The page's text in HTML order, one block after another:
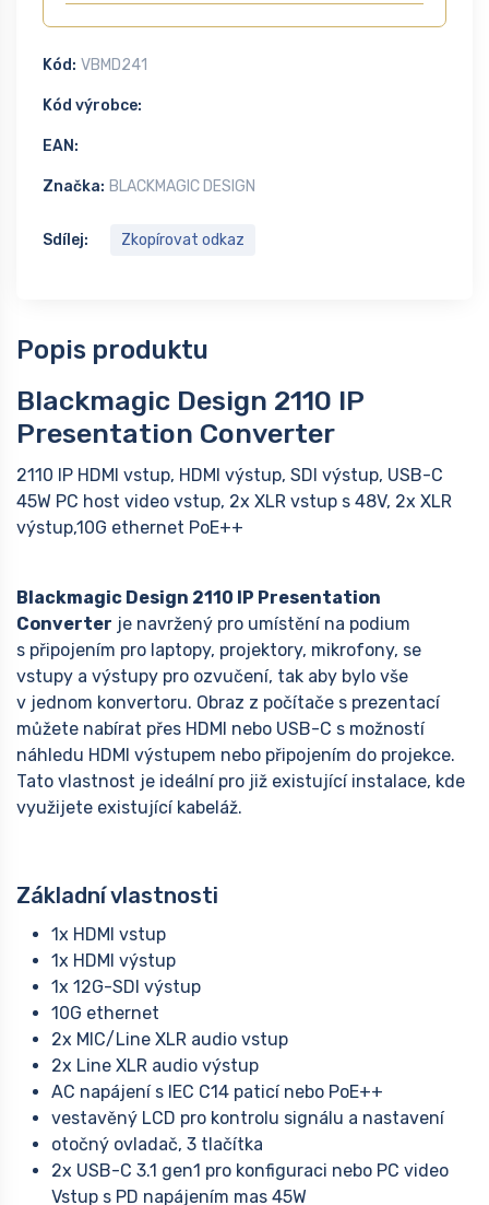
Kód: VBMD241
Kód výrobce:
EAN:
Značka: BLACKMAGIC DESIGN
Sdílej: Zkopírovat odkaz
Popis produktu
Blackmagic Design 2110 IP
Presentation Converter
2110 IP HDMI vstup, HDMI výstup, SDI výstup, USB-C
45W PC host video vstup, 2x XLR vstup s 48V, 2x XLR
výstup,10G ethernet PoE++
Blackmagic Design 2110 IP Presentation
Converter je navržený pro umístění na podium
s připojením pro laptopy, projektory, mikrofony, se
vstupy a výstupy pro ozvučení, tak aby bylo vše
v jednom konvertoru. Obraz z počítače s prezentací
můžete nabírat přes HDMI nebo USB-C s možností
náhledu HDMI výstupem nebo připojením do projekce.
Tato vlastnost je ideální pro již existující instalace, kde
využijete existující kabeláž.
Základní vlastnosti
1x HDMI vstup
1x HDMI výstup
1x 12G-SDI výstup
10G ethernet
2x MIC/Line XLR audio vstup
2x Line XLR audio výstup
AC napájení s IEC C14 paticí nebo PoE++
vestavěný LCD pro kontrolu signálu a nastavení
otočný ovladač, 3 tlačítka
2x USB-C 3.1 gen1 pro konfiguraci nebo PC video
Vstup s PD napájením mas 45W